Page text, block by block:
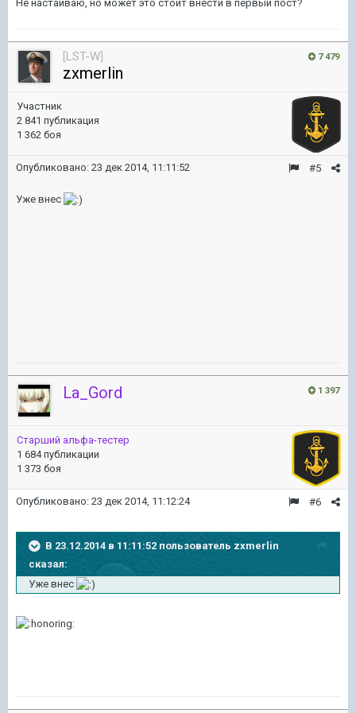
Не настаиваю, но может это стоит внести в первый пост?
7 479
[LST-W]
zxmerlin
Участник
2 841 публикация
1 362 боя
#5
Опубликовано: 23 дек 2014, 11:11:52
Уже внес
1 397
La_Gord
Старший альфа-тестер
1 684 публикации
1 373 боя
#6
Опубликовано: 23 дек 2014, 11:12:24
В 23.12.2014 в 11:11:52 пользователь zxmerlin
сказал:
Уже внес